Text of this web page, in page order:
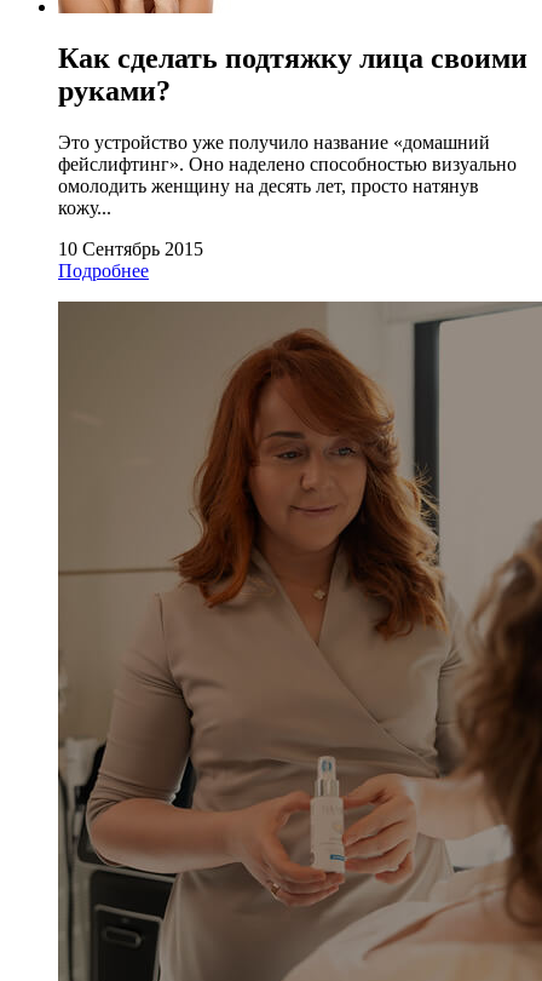
Как сделать подтяжку лица своими
руками?
Это устройство уже получило название «домашний
фейслифтинг». Оно наделено способностью визуально
омолодить женщину на десять лет, просто натянув
кожу...
10 Сентябрь 2015
Подробнее